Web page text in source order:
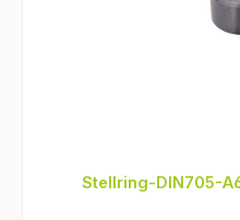
Stellring-DIN705-